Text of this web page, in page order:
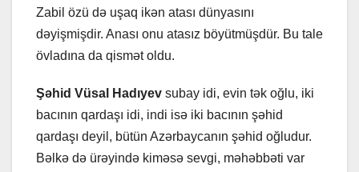
Zabil özü də uşaq ikən atası dünyasını
dəyişmişdir. Anası onu atasız böyütmüşdür. Bu tale
övladına da qismət oldu.
Şəhid Vüsal Hadıyev subay idi, evin tək oğlu, iki
bacının qardaşı idi, indi isə iki bacının şəhid
qardaşı deyil, bütün Azərbaycanın şəhid oğludur.
Bəlkə də ürəyində kiməsə sevgi, məhəbbəti var